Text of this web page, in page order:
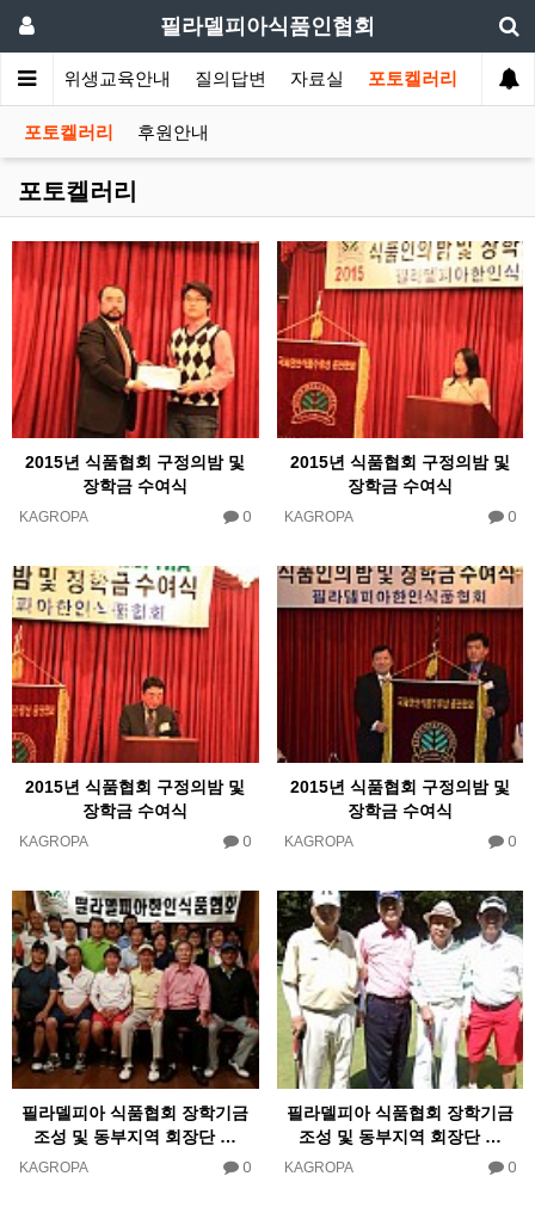
필라델피아식품인협회
식 위생교육안내 질의답변 자료실 포토켈러리
포토켈러리 후원안내
포토켈러리
2015년 식품협회 구정의밤 및
장학금 수여식
KAGROPA 0
2015년 식품협회 구정의밤 및
장학금 수여식
KAGROPA 0
2015년 식품협회 구정의밤 및
장학금 수여식
KAGROPA 0
2015년 식품협회 구정의밤 및
장학금 수여식
KAGROPA 0
필라델피아 식품협회 장학기금
조성 및 동부지역 회장단 …
KAGROPA 0
필라델피아 식품협회 장학기금
조성 및 동부지역 회장단 …
KAGROPA 0